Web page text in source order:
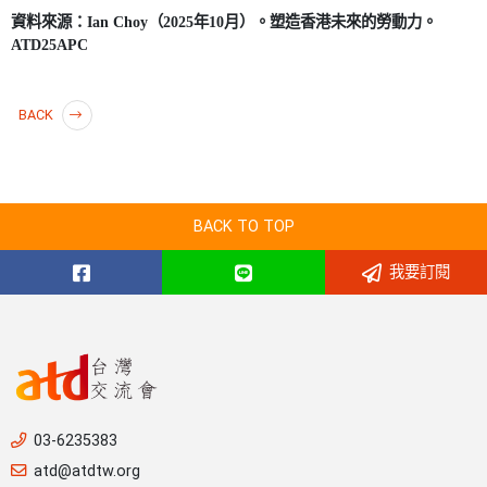
資料來源： Ian Choy （2025年10月）。塑造香港未來的勞動力。
ATD25APC
BACK
BACK TO TOP
我要訂閱
03-6235383
atd@atdtw.org